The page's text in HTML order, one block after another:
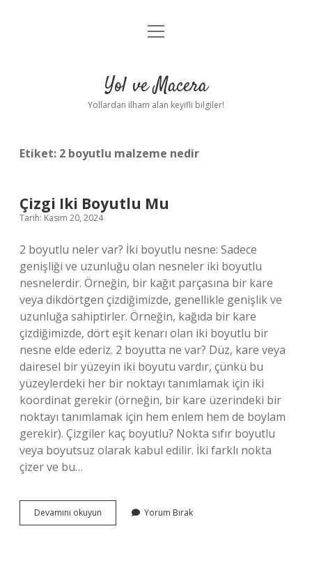
Anasayfa
Yasal Uyarı
menüyü
Yol ve Macera
Yollardan ilham alan keyifli bilgiler!
Etiket: 2 boyutlu malzeme nedir
Çizgi Iki Boyutlu Mu
Tarih: Kasım 20, 2024
2 boyutlu neler var? İki boyutlu nesne: Sadece
genişliği ve uzunluğu olan nesneler iki boyutlu
nesnelerdir. Örneğin, bir kağıt parçasına bir kare
veya dikdörtgen çizdiğimizde, genellikle genişlik ve
uzunluğa sahiptirler. Örneğin, kağıda bir kare
çizdiğimizde, dört eşit kenarı olan iki boyutlu bir
nesne elde ederiz. 2 boyutta ne var? Düz, kare veya
dairesel bir yüzeyin iki boyutu vardır, çünkü bu
yüzeylerdeki her bir noktayı tanımlamak için iki
koordinat gerekir (örneğin, bir kare üzerindeki bir
noktayı tanımlamak için hem enlem hem de boylam
gerekir). Çizgiler kaç boyutlu? Nokta sıfır boyutlu
veya boyutsuz olarak kabul edilir. İki farklı nokta
çizer ve bu…
Devamını okuyun
Iki
Yorum Bırak